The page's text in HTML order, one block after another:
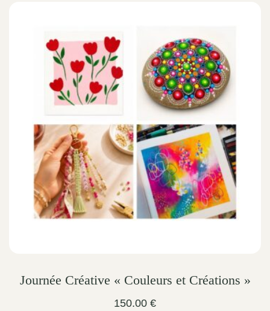
Journée Créative « Couleurs et Créations »
150.00 €